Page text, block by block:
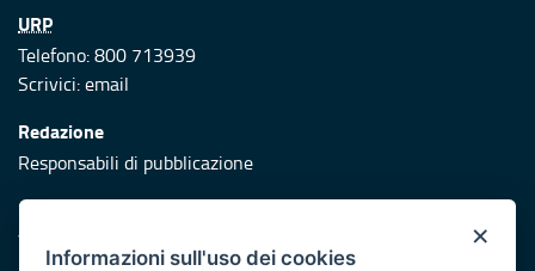
URP
Telefono: 800 713939
Scrivici:email
Redazione
Responsabili di pubblicazione
Protezione civile
Vai al sito di Protezione Civile Puglia
×
Informazioni sull'uso dei cookies